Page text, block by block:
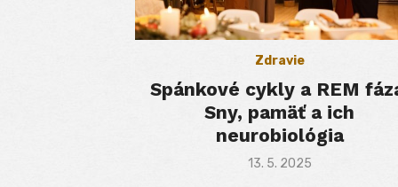
Zdravie
Spánkové cykly a REM
Sny, pamäť a ich
neurobiológia
Posted
13. 5. 2025